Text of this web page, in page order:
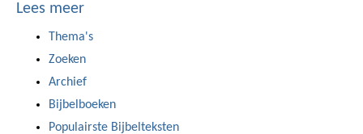
Lees meer
Thema's
Zoeken
Archief
Bijbelboeken
Populairste Bijbelteksten